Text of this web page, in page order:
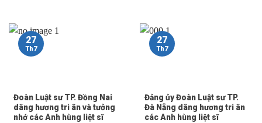
Đoàn Luật sư TP. Đồng Nai
dâng hương tri ân và tưởng
nhớ các Anh hùng liệt sĩ
27
Th7
Đảng ủy Đoàn Luật sư TP.
Đà Nẵng dâng hương tri ân
các Anh hùng liệt sĩ
27
Th7